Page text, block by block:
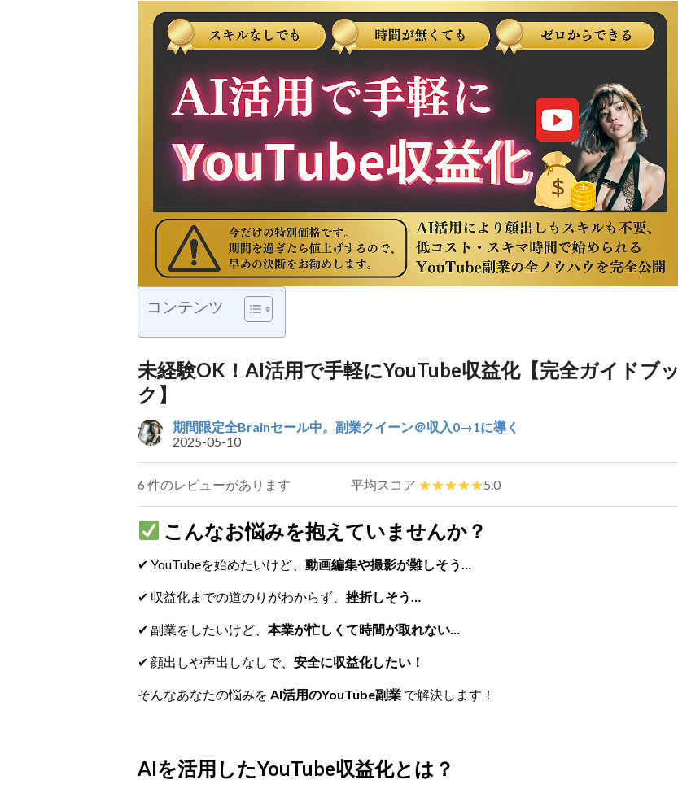
コンテンツ
未経験OK！AI活用で手軽にYouTube収益化【完全ガイドブッ
ク】
期間限定全Brainセール中。副業クイーン＠収入0→1に導く
2025-05-10
6 件のレビューがあります 平均スコア 5.0
こんなお悩みを抱えていませんか？
✔ YouTubeを始めたいけど、 動画編集や撮影が難しそう…
✔ 収益化までの道のりがわからず、 挫折しそう…
✔ 副業をしたいけど、 本業が忙しくて時間が取れない…
✔ 顔出しや声出しなしで、 安全に収益化したい！
そんなあなたの悩みを AI活用のYouTube副業 で解決します！
AIを活用したYouTube収益化とは？